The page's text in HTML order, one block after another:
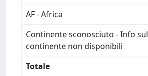
AF - Africa
Continente sconosciuto - Info sul
continente non disponibili
Totale